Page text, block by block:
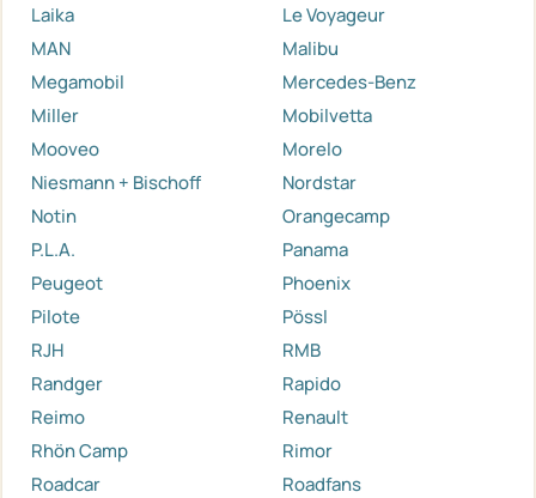
Laika
Le Voyageur
MAN
Malibu
Megamobil
Mercedes-Benz
Miller
Mobilvetta
Mooveo
Morelo
Niesmann + Bischoff
Nordstar
Notin
Orangecamp
P.L.A.
Panama
Peugeot
Phoenix
Pilote
Pössl
RJH
RMB
Randger
Rapido
Reimo
Renault
Rhön Camp
Rimor
Roadcar
Roadfans